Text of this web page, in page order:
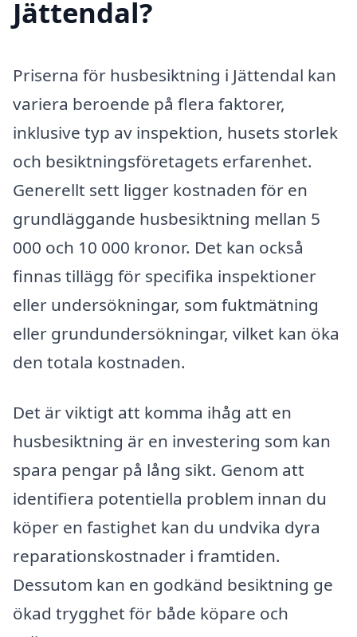
Jättendal?
Priserna för husbesiktning i Jättendal kan
variera beroende på flera faktorer,
inklusive typ av inspektion, husets storlek
och besiktningsföretagets erfarenhet.
Generellt sett ligger kostnaden för en
grundläggande husbesiktning mellan 5
000 och 10 000 kronor. Det kan också
finnas tillägg för specifika inspektioner
eller undersökningar, som fuktmätning
eller grundundersökningar, vilket kan öka
den totala kostnaden.
Det är viktigt att komma ihåg att en
husbesiktning är en investering som kan
spara pengar på lång sikt. Genom att
identifiera potentiella problem innan du
köper en fastighet kan du undvika dyra
reparationskostnader i framtiden.
Dessutom kan en godkänd besiktning ge
ökad trygghet för både köpare och